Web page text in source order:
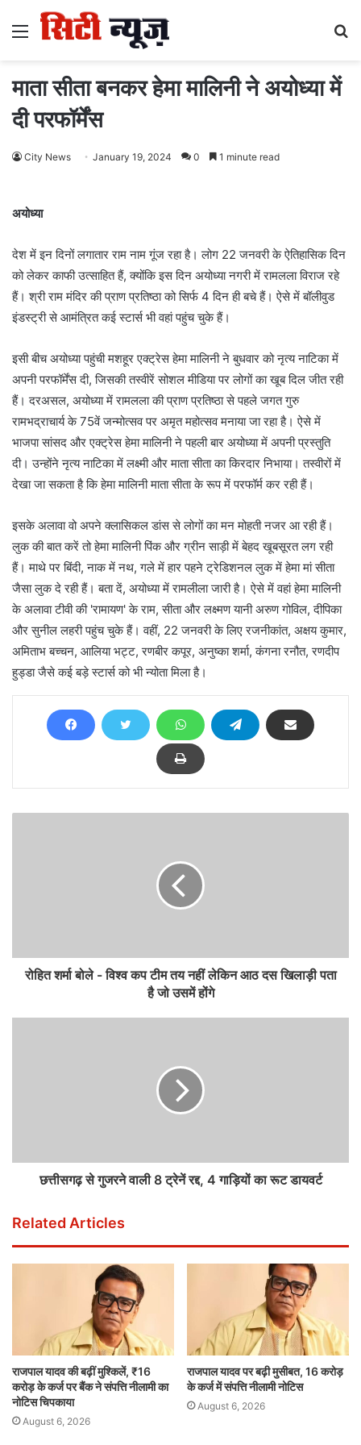
Menu
माता सीता बनकर हेमा मालिनी ने अयोध्या में
दी परफॉर्मेंस
City News January 19, 2024 0 1 minute read
अयोध्या
देश में इन दिनों लगातार राम नाम गूंज रहा है। लोग 22 जनवरी के ऐतिहासिक दिन
को लेकर काफी उत्साहित हैं, क्योंकि इस दिन अयोध्या नगरी में रामलला विराज रहे
हैं। श्री राम मंदिर की प्राण प्रतिष्ठा को सिर्फ 4 दिन ही बचे हैं। ऐसे में बॉलीवुड
इंडस्ट्री से आमंत्रित कई स्टार्स भी वहां पहुंच चुके हैं।
इसी बीच अयोध्या पहुंची मशहूर एक्ट्रेस हेमा मालिनी ने बुधवार को नृत्य नाटिका में
अपनी परफॉर्मेंस दी, जिसकी तस्वीरें सोशल मीडिया पर लोगों का खूब दिल जीत रही
हैं। दरअसल, अयोध्या में रामलला की प्राण प्रतिष्ठा से पहले जगत गुरु
रामभद्राचार्य के 75वें जन्मोत्सव पर अमृत महोत्सव मनाया जा रहा है। ऐसे में
भाजपा सांसद और एक्ट्रेस हेमा मालिनी ने पहली बार अयोध्या में अपनी प्रस्तुति
दी। उन्होंने नृत्य नाटिका में लक्ष्मी और माता सीता का किरदार निभाया। तस्वीरों में
देखा जा सकता है कि हेमा मालिनी माता सीता के रूप में परफॉर्म कर रही हैं।
इसके अलावा वो अपने क्लासिकल डांस से लोगों का मन मोहती नजर आ रही हैं।
लुक की बात करें तो हेमा मालिनी पिंक और ग्रीन साड़ी में बेहद खूबसूरत लग रही
हैं। माथे पर बिंदी, नाक में नथ, गले में हार पहने ट्रेडिशनल लुक में हेमा मां सीता
जैसा लुक दे रही हैं। बता दें, अयोध्या में रामलीला जारी है। ऐसे में वहां हेमा मालिनी
के अलावा टीवी की 'रामायण' के राम, सीता और लक्ष्मण यानी अरुण गोविल, दीपिका
और सुनील लहरी पहुंच चुके हैं। वहीं, 22 जनवरी के लिए रजनीकांत, अक्षय कुमार,
अमिताभ बच्चन, आलिया भट्ट, रणबीर कपूर, अनुष्का शर्मा, कंगना रनौत, रणदीप
हुड्डा जैसे कई बड़े स्टार्स को भी न्योता मिला है।
रोहित शर्मा बोले - विश्व कप टीम तय नहीं लेकिन आठ दस खिलाड़ी पता
है जो उसमें होंगे
छत्तीसगढ़ से गुजरने वाली 8 ट्रेनें रद्द, 4 गाड़ियों का रूट डायवर्ट
Related Articles
राजपाल यादव की बढ़ीं मुश्किलें, ₹16
करोड़ के कर्ज पर बैंक ने संपत्ति नीलामी का
नोटिस चिपकाया
August 6, 2026
राजपाल यादव पर बढ़ी मुसीबत, 16 करोड़
के कर्ज में संपत्ति नीलामी नोटिस
August 6, 2026